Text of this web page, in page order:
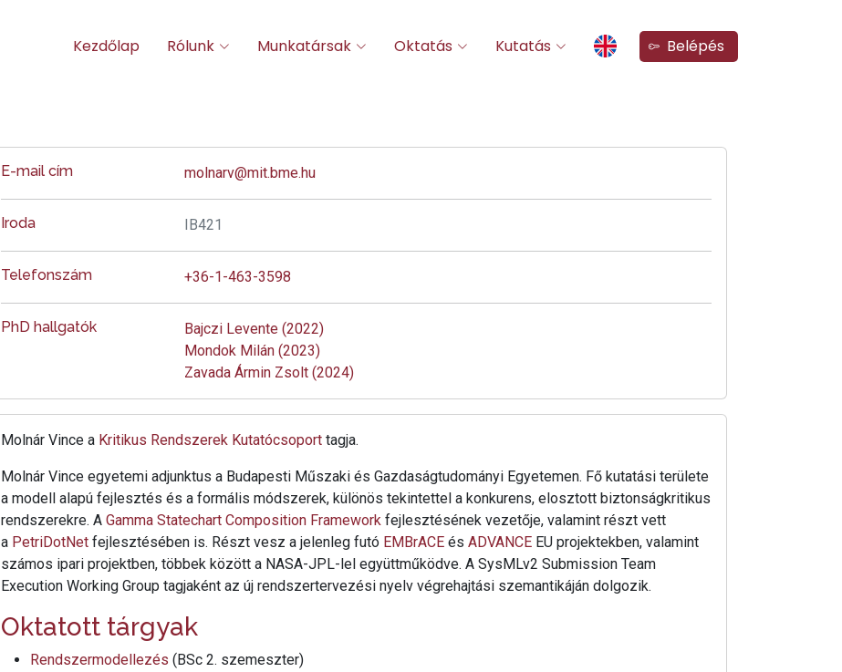
Kezdőlap Rólunk Munkatársak Oktatás Kutatás Belépés
E-mail cím molnarv@mit.bme.hu
Iroda IB421
Telefonszám +36-1-463-3598
PhD hallgatók
Bajczi Levente (2022)
Mondok Milán (2023)
Zavada Ármin Zsolt (2024)
Molnár Vince a Kritikus Rendszerek Kutatócsoport tagja.
Molnár Vince egyetemi adjunktus a Budapesti Műszaki és Gazdaságtudományi Egyetemen. Fő kutatási területe
a modell alapú fejlesztés és a formális módszerek, különös tekintettel a konkurens, elosztott biztonságkritikus
rendszerekre. A Gamma Statechart Composition Framework fejlesztésének vezetője, valamint részt vett
a PetriDotNet fejlesztésében is. Részt vesz a jelenleg futó EMBrACE és ADVANCE EU projektekben, valamint
számos ipari projektben, többek között a NASA-JPL-lel együttműködve. A SysMLv2 Submission Team
Execution Working Group tagjaként az új rendszertervezési nyelv végrehajtási szemantikáján dolgozik.
Oktatott tárgyak
Rendszermodellezés (BSc 2. szemeszter)